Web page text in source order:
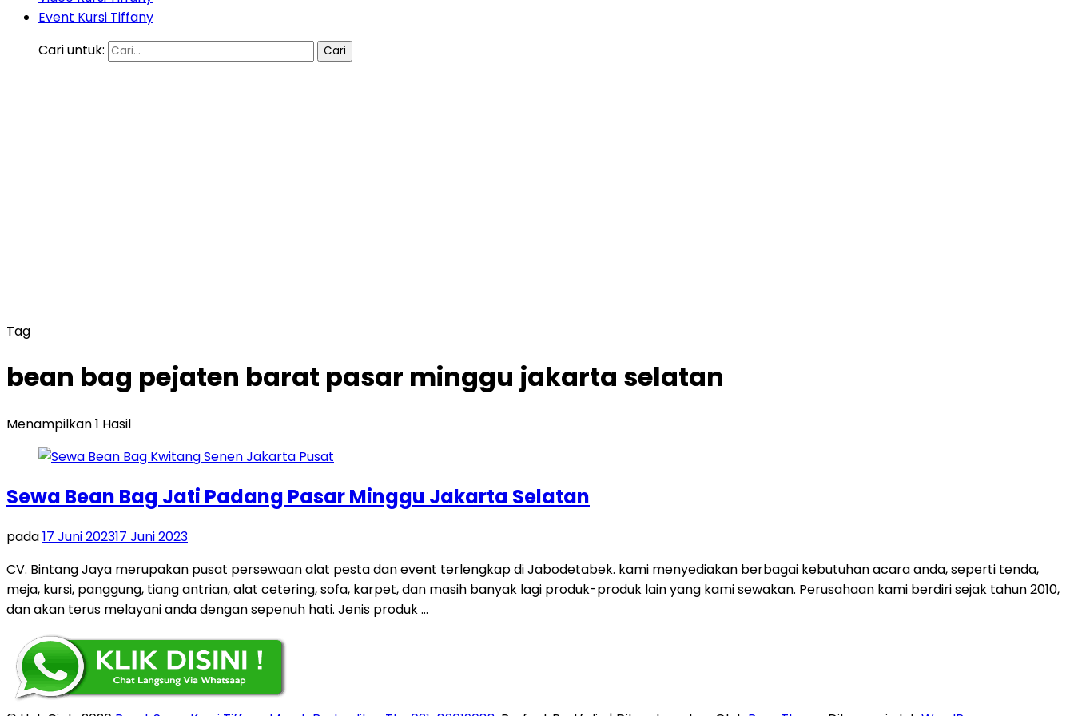
Event Kursi Tiffany
Cari untuk:
Tag
bean bag pejaten barat pasar minggu jakarta selatan
Menampilkan 1 Hasil
Sewa Bean Bag Jati Padang Pasar Minggu Jakarta Selatan
pada17 Juni 202317 Juni 2023
CV. Bintang Jaya merupakan pusat persewaan alat pesta dan event terlengkap di Jabodetabek. kami menyediakan berbagai kebutuhan acara anda, seperti tenda,
meja, kursi, panggung, tiang antrian, alat cetering, sofa, karpet, dan masih banyak lagi produk-produk lain yang kami sewakan. Perusahaan kami berdiri sejak tahun 2010,
dan akan terus melayani anda dengan sepenuh hati. Jenis produk …